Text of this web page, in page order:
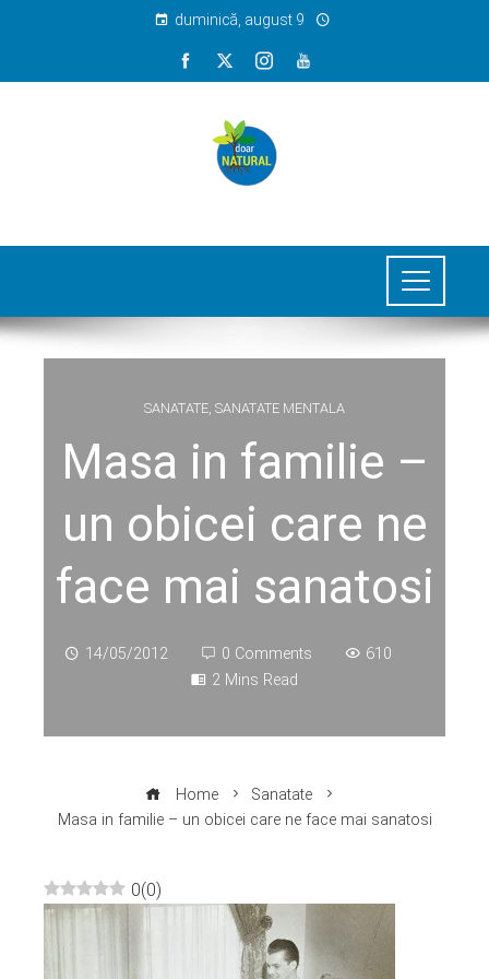
duminică, august 9
SANATATE SANATATE MENTALA
Masa in familie –
un obicei care ne
face mai sanatosi
14/05/2012 0 Comments
610
2 Mins Read
Home
Sanatate
Masa in familie – un obicei care ne face mai sanatosi
0(0)